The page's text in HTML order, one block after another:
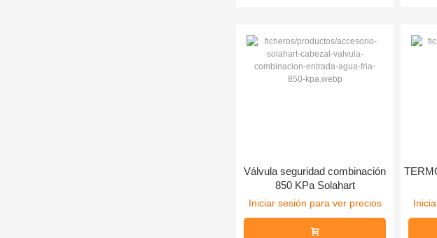
Válvula seguridad combinación
850 KPa Solahart
Iniciar sesión para ver precios